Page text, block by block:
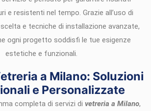
e resistenti nel tempo. Grazie all’uso di
e tecniche di installazione avanzate,
ogni progetto soddisfi le tue esigenze
estetiche e funzionali.
a Milano: Soluzioni
e Personalizzate
completa di servizi di vetreria a Milano,